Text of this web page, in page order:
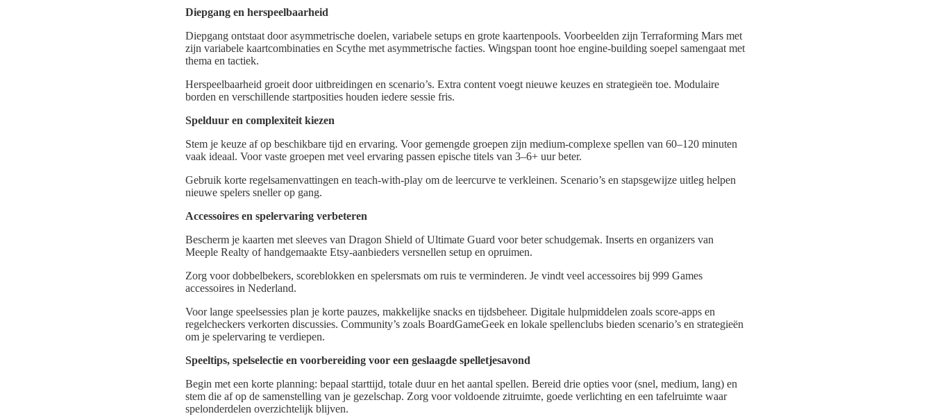
Diepgang en herspeelbaarheid
Diepgang ontstaat door asymmetrische doelen, variabele setups en grote kaartenpools. Voorbeelden zijn Terraforming Mars met
zijn variabele kaartcombinaties en Scythe met asymmetrische facties. Wingspan toont hoe engine-building soepel samengaat met
thema en tactiek.
Herspeelbaarheid groeit door uitbreidingen en scenario’s. Extra content voegt nieuwe keuzes en strategieën toe. Modulaire
borden en verschillende startposities houden iedere sessie fris.
Spelduur en complexiteit kiezen
Stem je keuze af op beschikbare tijd en ervaring. Voor gemengde groepen zijn medium-complexe spellen van 60–120 minuten
vaak ideaal. Voor vaste groepen met veel ervaring passen epische titels van 3–6+ uur beter.
Gebruik korte regelsamenvattingen en teach-with-play om de leercurve te verkleinen. Scenario’s en stapsgewijze uitleg helpen
nieuwe spelers sneller op gang.
Accessoires en spelervaring verbeteren
Bescherm je kaarten met sleeves van Dragon Shield of Ultimate Guard voor beter schudgemak. Inserts en organizers van
Meeple Realty of handgemaakte Etsy-aanbieders versnellen setup en opruimen.
Zorg voor dobbelbekers, scoreblokken en spelersmats om ruis te verminderen. Je vindt veel accessoires bij 999 Games
accessoires in Nederland.
Voor lange speelsessies plan je korte pauzes, makkelijke snacks en tijdsbeheer. Digitale hulpmiddelen zoals score-apps en
regelcheckers verkorten discussies. Community’s zoals BoardGameGeek en lokale spellenclubs bieden scenario’s en strategieën
om je spelervaring te verdiepen.
Speeltips, spelselectie en voorbereiding voor een geslaagde spelletjesavond
Begin met een korte planning: bepaal starttijd, totale duur en het aantal spellen. Bereid drie opties voor (snel, medium, lang) en
stem die af op de samenstelling van je gezelschap. Zorg voor voldoende zitruimte, goede verlichting en een tafelruimte waar
spelonderdelen overzichtelijk blijven.